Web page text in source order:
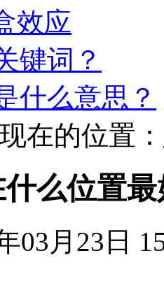
效应
键词？
什么意思？
在的位置：
么位置
03月23